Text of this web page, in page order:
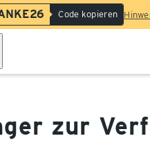
Code kopieren
zur